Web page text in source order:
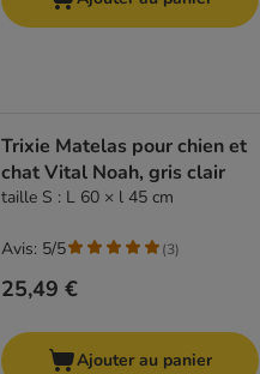
Trixie Matelas pour chien et
chat Vital Noah, gris clair
taille S : L 60 × l 45 cm
25,49 €
Avis: 5/5 (3)
Ajouter au panier